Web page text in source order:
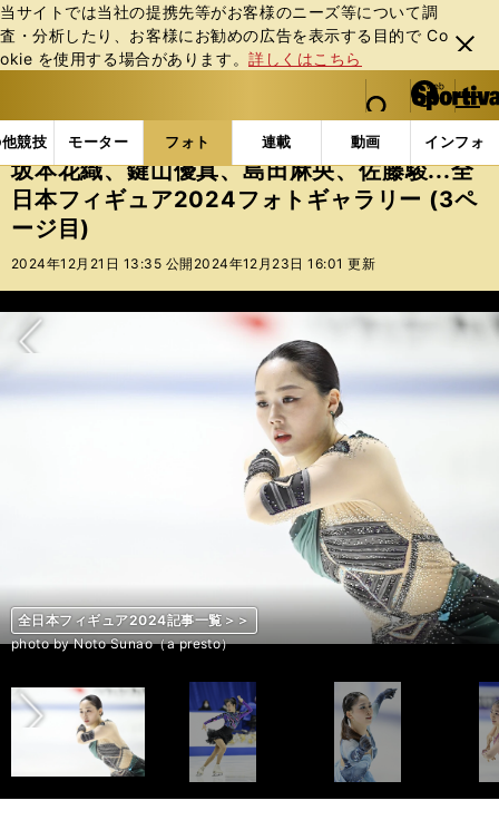
当サイトでは当社の提携先等がお客様のニーズ等について調
査・分析したり、お客様にお勧めの広告を表⽰する⽬的で Co
okie を使⽤する場合があります。詳しくはこちら
閉じ
る
web Sportiva (webスポルティーバ)
検索
マイペ
ー
ジ
メニュ
競技 モーター フォト 連載 動画 インフォ
b
ス
ポ
ル
テ
ー
バ
フォトギャラリー 坂本花織、鍵山優真、島田麻央、
坂本花織、鍵山優真、島田麻央、佐藤駿...全
日本フィギュア2024フォトギャラリー (3ペ
ージ目)
2024年12月21日 13:35 公開 2024年12月23日 16:01 更新
全日本フィギュア2024記事一覧＞＞
photo by Noto Sunao（a presto）
全日本フィギュア2024記事一覧＞＞
photo by Noto Sunao（a presto）
全日本フィギュア2024記事一覧＞＞
photo by Noto Sunao（a presto）
全日本フィギュア2024記事一覧＞＞
photo by Noto Sunao（a presto）
全日本フィギュア2024記事一覧＞＞
photo by Noto Sunao（a presto）
全日本フィギュア2024記事一覧＞＞
photo by Noto Sunao（a presto）
全日本フィギュア2024記事一覧＞＞
photo by Noto Sunao（a presto）
全日本フィギュア2024記事一覧＞＞
photo by Noto Sunao（a presto）
全日本フィギュア2024記事一覧＞＞
photo by Noto Sunao（a presto）
全日本フィギュア2024記事一覧＞＞
photo by Noto Sunao（a presto）
全日本フィギュア2024記事一覧＞＞
photo by Noto Sunao（a presto）
全日本フィギュア2024記事一覧＞＞
photo by Noto Sunao（a presto）
全日本フィギュア2024記事一覧＞＞
photo by Noto Sunao（a presto）
全日本フィギュア2024記事一覧＞＞
photo by Noto Sunao（a presto）
全日本フィギュア2024記事一覧＞＞
photo by Noto Sunao（a presto）
全日本フィギュア2024記事一覧＞＞
photo by Noto Sunao（a presto）
全日本フィギュア2024記事一覧＞＞
photo by Noto Sunao（a presto）
全日本フィギュア2024記事一覧＞＞
photo by Noto Sunao（a presto）
全日本フィギュア2024記事一覧＞＞
photo by Noto Sunao（a presto）
全日本フィギュア2024記事一覧＞＞
photo by Noto Sunao（a presto）
全日本フィギュア2024記事一覧＞＞
photo by Noto Sunao（a presto）
全日本フィギュア2024記事一覧＞＞
photo by Noto Sunao（a presto）
全日本フィギュア2024記事一覧＞＞
photo by Noto Sunao（a presto）
全日本フィギュア2024記事一覧＞＞
photo by Noto Sunao（a presto）
全日本フィギュア2024記事一覧＞＞
photo by Noto Sunao（a presto）
全日本フィギュア2024記事一覧＞＞
photo by Noto Sunao（a presto）
全日本フィギュア2024記事一覧＞＞
photo by Noto Sunao（a presto）
全日本フィギュア2024記事一覧＞＞
photo by Noto Sunao（a presto）
全日本フィギュア2024記事一覧＞＞
photo by Noto Sunao（a presto）
全日本フィギュア2024記事一覧＞＞
photo by Noto Sunao（a presto）
全日本フィギュア2024記事一覧＞＞
photo by Noto Sunao（a presto）
全日本フィギュア2024記事一覧＞＞
photo by Noto Sunao（a presto）
全日本フィギュア2024記事一覧＞＞
photo by Noto Sunao（a presto）
全日本フィギュア2024記事一覧＞＞
photo by Noto Sunao（a presto）
前へ